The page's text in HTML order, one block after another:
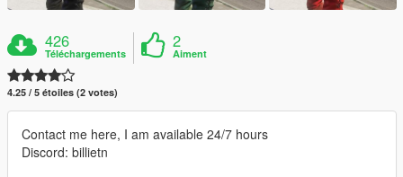
426
Téléchargements
2
Aiment
4.25 / 5 étoiles (2 votes)
Contact me here, I am available 24/7 hours
Discord: billietn